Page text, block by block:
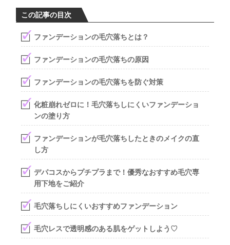
この記事の目次
ファンデーションの毛穴落ちとは？
ファンデーションの毛穴落ちの原因
ファンデーションの毛穴落ちを防ぐ対策
化粧崩れゼロに！毛穴落ちしにくいファンデーショ
ンの塗り方
ファンデーションが毛穴落ちしたときのメイクの直
し方
デパコスからプチプラまで！優秀なおすすめ毛穴専
用下地をご紹介
毛穴落ちしにくいおすすめファンデーション
毛穴レスで透明感のある肌をゲットしよう♡